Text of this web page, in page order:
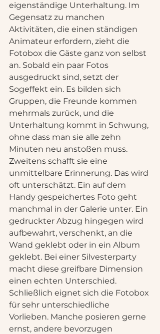
eigenständige Unterhaltung. Im
Gegensatz zu manchen
Aktivitäten, die einen ständigen
Animateur erfordern, zieht die
Fotobox die Gäste ganz von selbst
an. Sobald ein paar Fotos
ausgedruckt sind, setzt der
Sogeffekt ein. Es bilden sich
Gruppen, die Freunde kommen
mehrmals zurück, und die
Unterhaltung kommt in Schwung,
ohne dass man sie alle zehn
Minuten neu anstoßen muss.
Zweitens schafft sie eine
unmittelbare Erinnerung. Das wird
oft unterschätzt. Ein auf dem
Handy gespeichertes Foto geht
manchmal in der Galerie unter. Ein
gedruckter Abzug hingegen wird
aufbewahrt, verschenkt, an die
Wand geklebt oder in ein Album
geklebt. Bei einer Silvesterparty
macht diese greifbare Dimension
einen echten Unterschied.
Schließlich eignet sich die Fotobox
für sehr unterschiedliche
Vorlieben. Manche posieren gerne
ernst, andere bevorzugen